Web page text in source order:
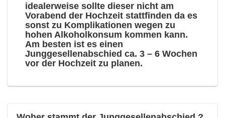
idealerweise sollte dieser nicht am
Vorabend der Hochzeit stattfinden da es
sonst zu Komplikationen wegen zu
hohen Alkoholkonsum kommen kann.
Am besten ist es einen
Junggesellenabschied ca. 3 – 6 Wochen
vor der Hochzeit zu planen.